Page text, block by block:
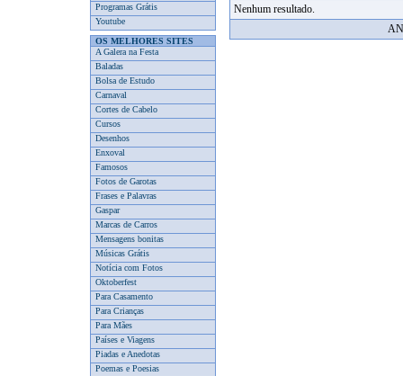
Programas Grátis
Youtube
OS MELHORES SITES
A Galera na Festa
Baladas
Bolsa de Estudo
Carnaval
Cortes de Cabelo
Cursos
Desenhos
Enxoval
Famosos
Fotos de Garotas
Frases e Palavras
Gaspar
Marcas de Carros
Mensagens bonitas
Músicas Grátis
Notícia com Fotos
Oktoberfest
Para Casamento
Para Crianças
Para Mães
Países e Viagens
Piadas e Anedotas
Poemas e Poesias
Nenhum resultado.